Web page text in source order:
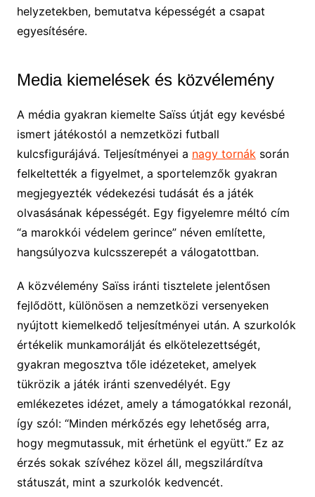
helyzetekben, bemutatva képességét a csapat
egyesítésére.
Media kiemelések és közvélemény
A média gyakran kiemelte Saïss útját egy kevésbé
ismert játékostól a nemzetközi futball
kulcsfigurájává. Teljesítményei a nagy tornáksorán
felkeltették a figyelmet, a sportelemzők gyakran
megjegyezték védekezési tudását és a játék
olvasásának képességét. Egy figyelemre méltó cím
“a marokkói védelem gerince” néven említette,
hangsúlyozva kulcsszerepét a válogatottban.
A közvélemény Saïss iránti tisztelete jelentősen
fejlődött, különösen a nemzetközi versenyeken
nyújtott kiemelkedő teljesítményei után. A szurkolók
értékelik munkamorálját és elkötelezettségét,
gyakran megosztva tőle idézeteket, amelyek
tükrözik a játék iránti szenvedélyét. Egy
emlékezetes idézet, amely a támogatókkal rezonál,
így szól: “Minden mérkőzés egy lehetőség arra,
hogy megmutassuk, mit érhetünk el együtt.” Ez az
érzés sokak szívéhez közel áll, megszilárdítva
státuszát, mint a szurkolók kedvencét.